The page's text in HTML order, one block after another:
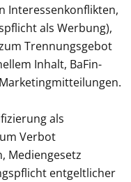
Interessenkonflikten,
als Werbung),
Trennungsgebot
Inhalt, BaFin-
als
Verbot
Mediengesetz
entgeltlicher